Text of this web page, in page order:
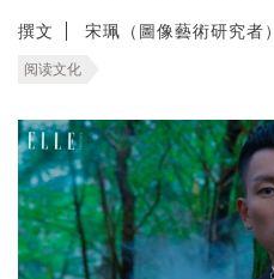
撰文 宋珮（圖像藝術研究者）
阅读文化